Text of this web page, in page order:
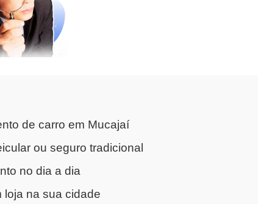
de carro em Mucajaí
ou seguro tradicional
no dia a dia
loja na sua cidade